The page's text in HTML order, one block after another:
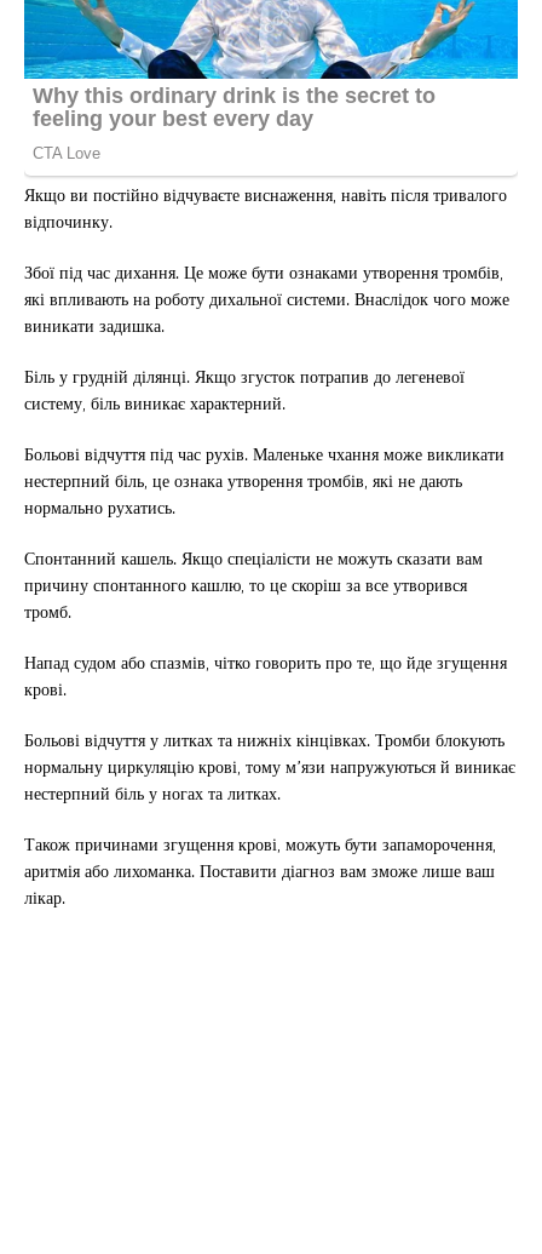
Якщо ви постійно відчуваєте виснаження, навіть після тривалого
відпочинку.
Збої під час дихання. Це може бути ознаками утворення тромбів,
які впливають на роботу дихальної системи. Внаслідок чого може
виникати задишка.
Біль у грудній ділянці. Якщо згусток потрапив до легеневої
систему, біль виникає характерний.
Больові відчуття під час рухів. Маленьке чхання може викликати
нестерпний біль, це ознака утворення тромбів, які не дають
нормально рухатись.
Спонтанний кашель. Якщо спеціалісти не можуть сказати вам
причину спонтанного кашлю, то це скоріш за все утворився
тромб.
Напад судом або спазмів, чітко говорить про те, що йде згущення
крові.
Больові відчуття у литках та нижніх кінцівках. Тромби блокують
нормальну циркуляцію крові, тому м’язи напружуються й виникає
нестерпний біль у ногах та литках.
Також причинами згущення крові, можуть бути запаморочення,
аритмія або лихоманка. Поставити діагноз вам зможе лише ваш
лікар.